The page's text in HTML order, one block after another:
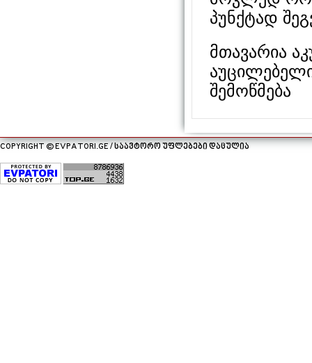
პუნქტად
მთავარია
შემოწმება
COPYRIGHT © EVPATORI.GE / საავტორო უფლებები დაცულია